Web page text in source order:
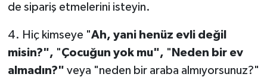
de sipariş etmelerini isteyin.
4. Hiç kimseye "Ah, yani henüz evli değil
misin?", "Çocuğun yok mu", " Neden bir ev
almadın?" veya "neden bir araba almıyorsunuz?"